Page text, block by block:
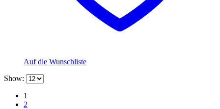
Auf die Wunschliste
Show:
1
2